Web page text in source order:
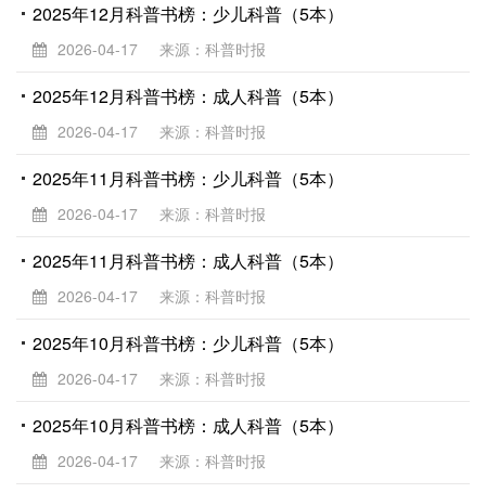
2025年12月科普书榜：少儿科普（5本）
2026-04-17 来源：科普时报
2025年12月科普书榜：成人科普（5本）
2026-04-17 来源：科普时报
2025年11月科普书榜：少儿科普（5本）
2026-04-17 来源：科普时报
2025年11月科普书榜：成人科普（5本）
2026-04-17 来源：科普时报
2025年10月科普书榜：少儿科普（5本）
2026-04-17 来源：科普时报
2025年10月科普书榜：成人科普（5本）
2026-04-17 来源：科普时报